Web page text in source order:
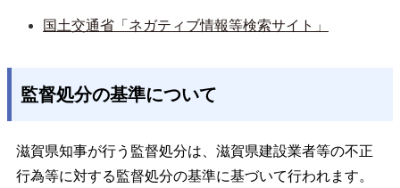
国土交通省「ネガティブ情報等検索サイト」
監督処分の基準について
滋賀県知事が行う監督処分は、滋賀県建設業者等の不正
行為等に対する監督処分の基準に基づいて行われます。